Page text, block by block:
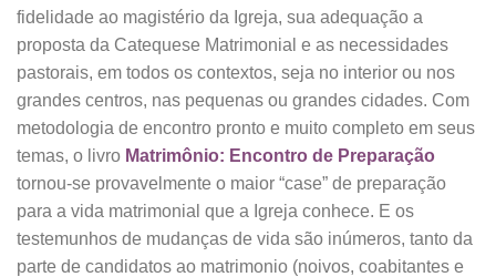
fidelidade ao magistério da Igreja, sua adequação a
proposta da Catequese Matrimonial e as necessidades
pastorais, em todos os contextos, seja no interior ou nos
grandes centros, nas pequenas ou grandes cidades. Com
metodologia de encontro pronto e muito completo em seus
temas, o livro Matrimônio: Encontro de Preparação
tornou-se provavelmente o maior “case” de preparação
para a vida matrimonial que a Igreja conhece. E os
testemunhos de mudanças de vida são inúmeros, tanto da
parte de candidatos ao matrimonio (noivos, coabitantes e